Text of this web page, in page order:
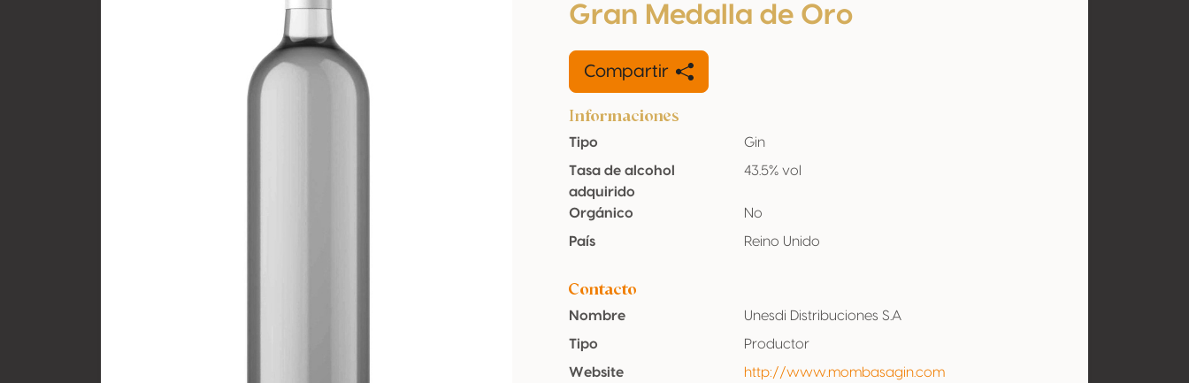
Gran Medalla de Oro
Compartir
Informaciones
Tipo
Gin
Tasa de alcohol
adquirido
43.5% vol
Orgánico
No
País
Reino Unido
Contacto
Nombre
Unesdi Distribuciones S.A
Tipo
Productor
Website
http://www.mombasagin.com